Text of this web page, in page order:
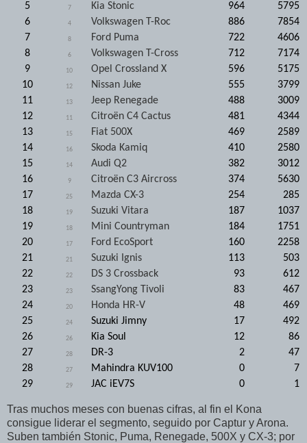
5
7 Kia Stonic 964
5795
6
4 Volkswagen T-Roc 886
7854
7
8 Ford Puma 722
4606
8
6 Volkswagen T-Cross 712
7174
9
10 Opel Crossland X 596
5175
10
12 Nissan Juke 555
3799
11
13 Jeep Renegade 488
3009
12
11 Citroën C4 Cactus 481
4344
13
15 Fiat 500X 469
2589
14
16 Skoda Kamiq 410
2580
15
14 Audi Q2 382
3012
16
9 Citroën C3 Aircross 374
5630
17
25 Mazda CX-3 254
285
18
19 Suzuki Vitara 187
1037
19
18 Mini Countryman 184
1751
20
17 Ford EcoSport 160
2258
21
21 Suzuki Ignis 113
503
22
22 DS 3 Crossback 93
612
23
23 SsangYong Tivoli 83
467
24
20 Honda HR-V 48
469
25
24 Suzuki Jimny 17
492
26
26 Kia Soul 12
86
27
28 DR-3 2
47
28
27 Mahindra KUV100 0
7
29
29 JAC iEV7S 0 1
Tras muchos meses con buenas cifras, al fin el Kona
consigue liderar el segmento, seguido por Captur y Arona.
Suben también Stonic, Puma, Renegade, 500X y CX-3; por